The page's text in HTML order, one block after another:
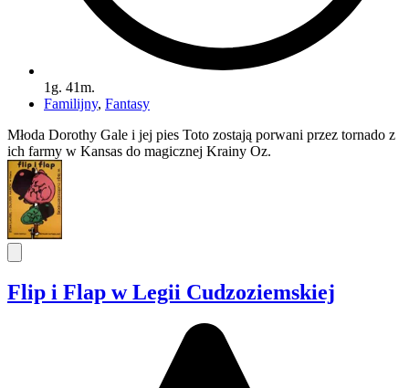
1g. 41m.
Familijny, Fantasy
Młoda Dorothy Gale i jej pies Toto zostają porwani przez tornado z
ich farmy w Kansas do magicznej Krainy Oz.
Flip i Flap w Legii Cudzoziemskiej